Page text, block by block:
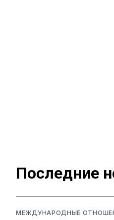
Последние
МЕЖДУНАРОДНЫЕ